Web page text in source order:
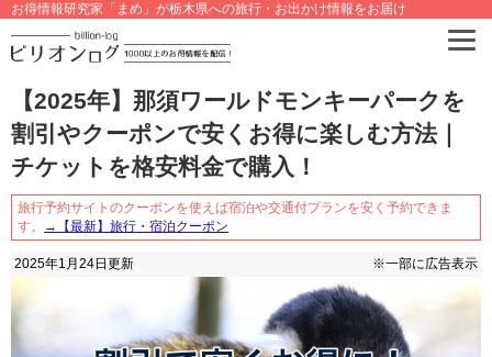
お得情報研究家「まめ」が栃木県への旅行・お出かけ情報をお届け
【2025年】那須ワールドモンキーパークを
割引やクーポンで安くお得に楽しむ方法｜
チケットを格安料金で購入！
旅行予約サイトのクーポンを使えば宿泊や交通付プランを安く予約できま
す。
→【最新】旅行・宿泊クーポン
2025年1月24日 更新 ※一部に広告表示